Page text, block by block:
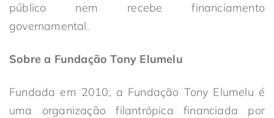
público nem recebe financiamento
governamental.
Sobre a Fundação Tony Elumelu
Fundada em 2010, a Fundação Tony Elumelu é
uma organização filantrópica financiada por